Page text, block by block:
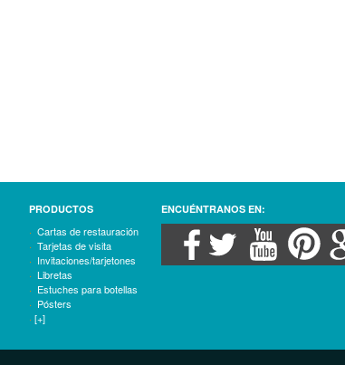
PRODUCTOS
Cartas de restauración
Tarjetas de visita
Invitaciones/tarjetones
Libretas
Estuches para botellas
Pósters
[+]
ENCUÉNTRANOS EN: